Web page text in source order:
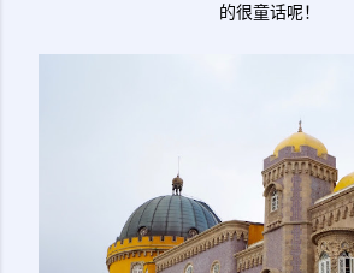
的很童话呢！